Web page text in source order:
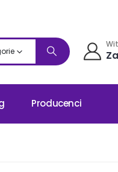
Producenci